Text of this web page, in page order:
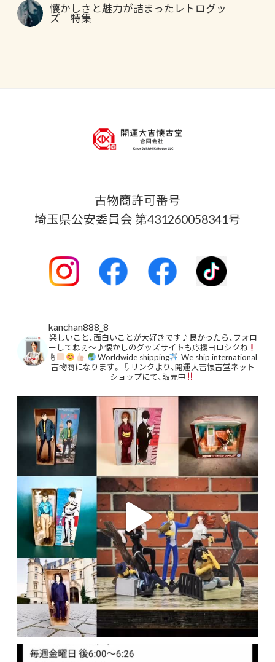
懐かしさと魅力が詰まったレトログッ
ズ 特集
古物商許可番号
埼玉県公安委員会 第431260058341号
kanchan888_8
楽しいこと、面白いことが大好きです♪良かったら、フォロ
ーしてねぇ〜♪懐かしのグッズサイトも応援ヨロシクね
☝
Worldwide shipping
We ship international
古物商になります。 ⇩リンクより、開運大吉懐古堂ネット
ショップにて、販売中